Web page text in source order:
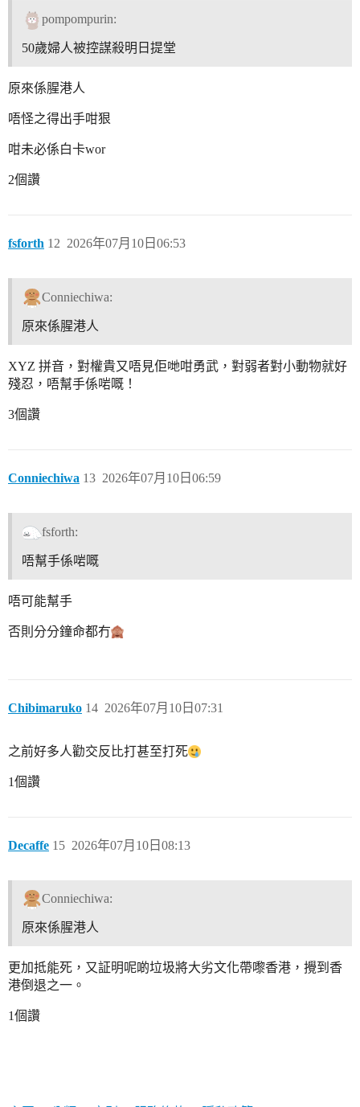
pompompurin:
50歲婦人被控謀殺明日提堂
原來係腥港人
唔怪之得出手咁狠
咁未必係白卡wor
2個讚
fsforth 2026年07月10日06:53
12
Conniechiwa:
原來係腥港人
XYZ 拼音，對權貴又唔見佢哋咁勇武，對弱者對小動物就好
殘忍，唔幫手係啱嘅！
3個讚
Conniechiwa 2026年07月10日06:59
13
fsforth:
唔幫手係啱嘅
唔可能幫手
否則分分鐘命都冇
Chibimaruko 2026年07月10日07:31
14
之前好多人勸交反比打甚至打死
1個讚
Decaffe 2026年07月10日08:13
15
Conniechiwa:
原來係腥港人
更加抵能死，又証明呢啲垃圾將大劣文化帶嚟香港，攪到香
港倒退之一。
1個讚